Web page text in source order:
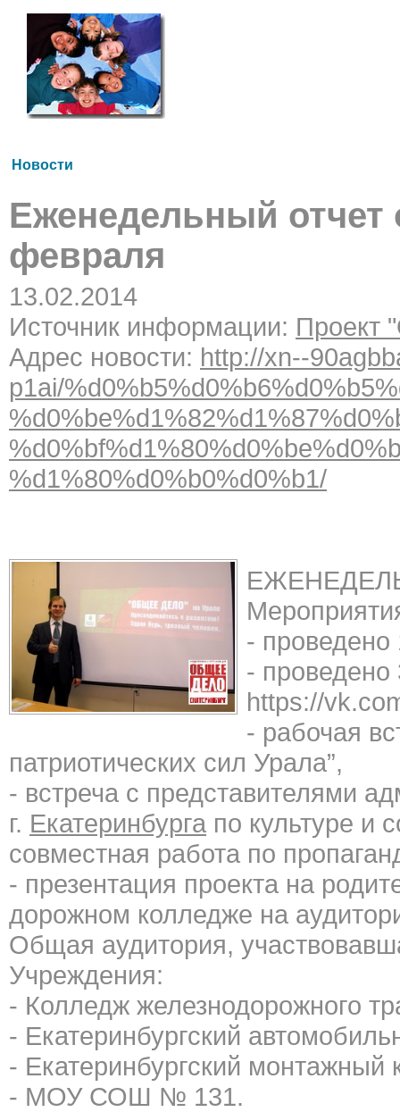
Новости
Еженедельный отчет
февраля
13.02.2014
Источник информации: Проект
Адрес новости: http://xn--
p1ai/
%d1%80%d0%b0%d0%b1/
- проведено
- проведено
https://
- рабочая
патриотических сил Урала”,
- встреча с представителями
г. Екатеринбурга по культуре и
совместная работа по
- презентация проекта на
дорожном колледже на
Общая аудитория,
Учреждения:
- Колледж железнодорожного
- Екатеринбургский
- Екатеринбургский монтажный
- МОУ СОШ № 131.